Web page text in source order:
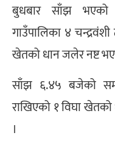
बुधबार साँझ भएको
गाउँपालिका ४
खेतको धान जलेर नष्ट
साँझ ६.४५ बजेको
राखिएको १ विघा
।